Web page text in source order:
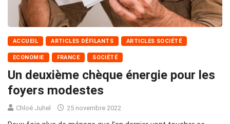
ACCUEIL ARTICLES DÉFILANTS ARTICLES SOCIÉTÉ
ECONOMIE FRANCE SOCIÉTÉ
Un deuxième chèque énergie pour les
foyers modestes
Chloé Juhel 25 novembre 2022